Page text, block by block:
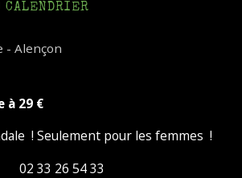
CALENDRIER
- Alençon
à 29 €
! Seulement pour les femmes !
02 33 26 54 33